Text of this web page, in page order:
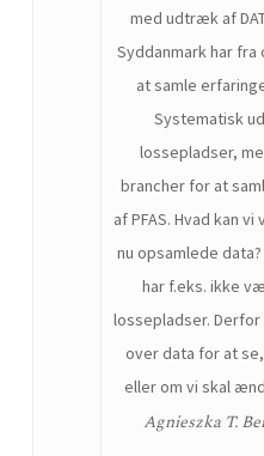
med udtræk af
Syddanmark har
at samle
Systematisk
lossepladser,
brancher for at
af PFAS. Hvad kan
nu opsamlede
har f.eks. ikke
lossepladser.
over data for at
eller om vi skal
Agnieszka T.